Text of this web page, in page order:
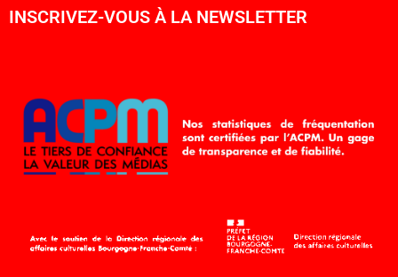
INSCRIVEZ-VOUS À LA NEWSLETTER